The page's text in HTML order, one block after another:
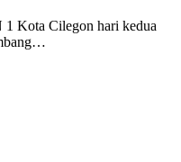
Kota Cilegon hari kedua